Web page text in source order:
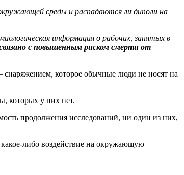
среды и распадаются ли диполи на
информация о рабочих, занятых в
с повышенным риском смерти от
которое обычные люди не носят на
которых у них нет.
продолжения исследований, ни один из них,
либо воздействие на окружающую